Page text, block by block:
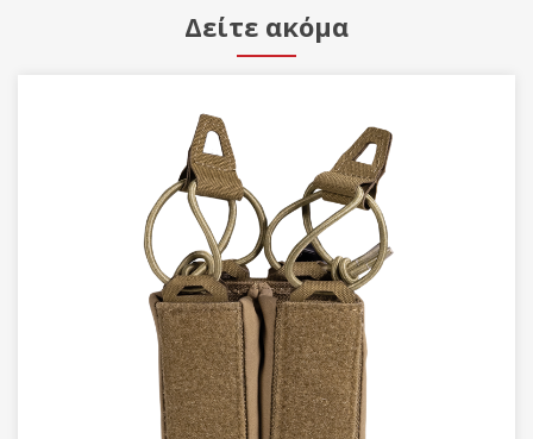
Δείτε ακόμα